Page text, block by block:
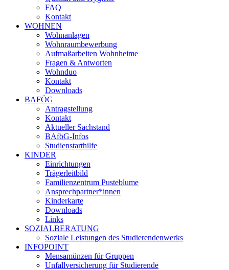
FAQ
Kontakt
WOHNEN
Wohnanlagen
Wohnraumbewerbung
Aufmaßarbeiten Wohnheime
Fragen & Antworten
Wohnduo
Kontakt
Downloads
BAFÖG
Antragstellung
Kontakt
Aktueller Sachstand
BAföG-Infos
Studienstarthilfe
KINDER
Einrichtungen
Trägerleitbild
Familienzentrum Pusteblume
Ansprechpartner*innen
Kinderkarte
Downloads
Links
SOZIALBERATUNG
Soziale Leistungen des Studierendenwerks
INFOPOINT
Mensamünzen für Gruppen
Unfallversicherung für Studierende